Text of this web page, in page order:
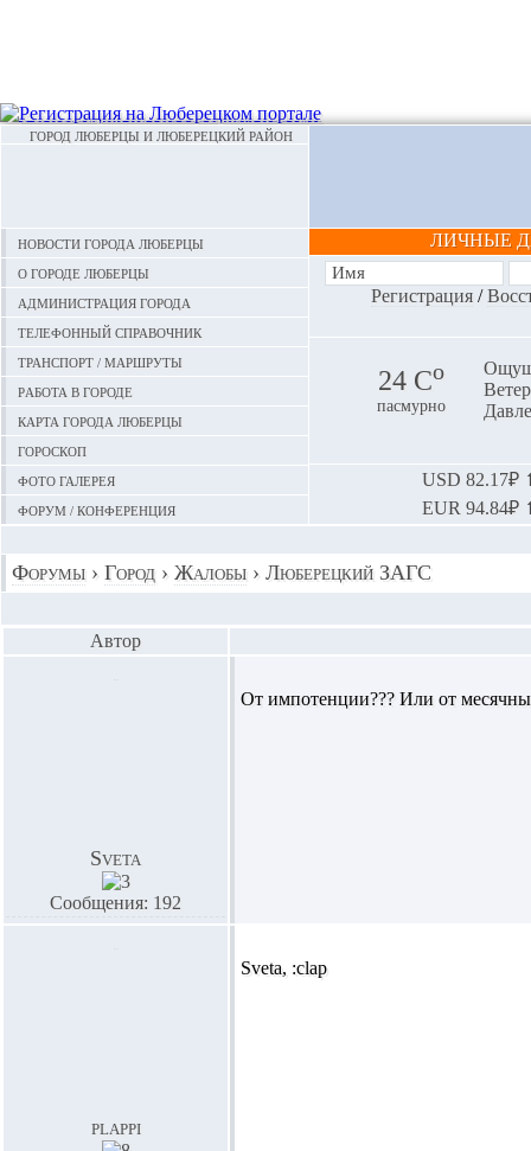
ГОРОД ЛЮБЕРЦЫ И ЛЮБЕРЕЦКИЙ РАЙОН
Новости города Люберцы
О городе Люберцы
Администрация города
Телефонный справочник
Транспорт / маршруты
Работа в городе
Карта города Люберцы
Гороскоп
Фото галерея
Форум / конференция
ЛИЧНЫЕ
Регистрация/
24 Сo
пасмурно
USD 82.17₽
EUR 94.84₽
Форумы › Город › Жалобы › Люберецкий ЗАГС
Автор
Sveta
Сообщения: 192
От импотенции??? Или от
plappi
Sveta, :clap